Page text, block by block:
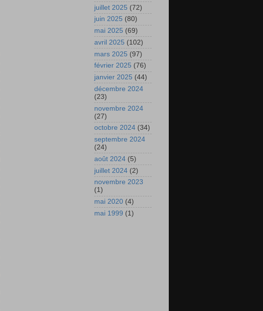
juillet 2025 (72)
juin 2025 (80)
mai 2025 (69)
avril 2025 (102)
mars 2025 (97)
février 2025 (76)
janvier 2025 (44)
décembre 2024
(23)
novembre 2024
(27)
octobre 2024 (34)
septembre 2024
(24)
août 2024 (5)
juillet 2024 (2)
novembre 2023
(1)
mai 2020 (4)
mai 1999 (1)